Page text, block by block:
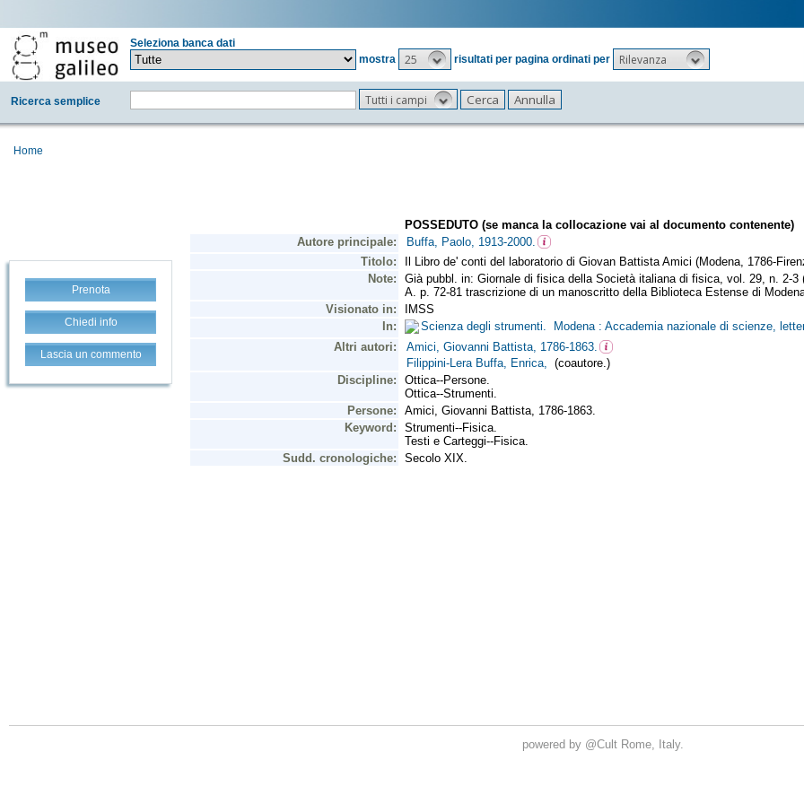
Seleziona banca dati
mostra
25 risultati per pagina ordinati per Rilevanza
Ricerca semplice Tutti i campi
Home
Prenota
Chiedi info
Lascia un commento
powered by @Cult Rome, Italy.